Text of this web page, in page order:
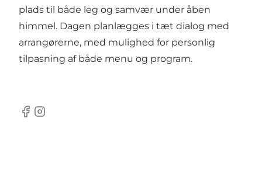
plads til både leg og samvær under åben
himmel. Dagen planlægges i tæt dialog med
arrangørerne, med mulighed for personlig
tilpasning af både menu og program.
Facebook
Instagram